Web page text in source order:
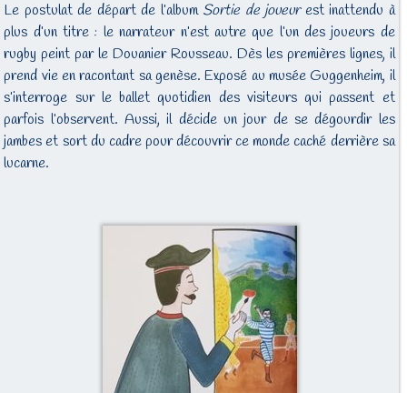
Le postulat de départ de l’album Sortie de joueurest inattendu à
plus d’un titre : le narrateur n’est autre que l’un des joueurs de
rugby peint par le Douanier Rousseau. Dès les premières lignes, il
prend vie en racontant sa genèse. Exposé au muséeGuggenheim, il
s’interroge sur le ballet quotidien des visiteurs qui passent et
parfois l’observent. Aussi, ildécide un jour de se dégourdir les
jambes et sort du cadre pour découvrir ce monde caché derrière sa
lucarne.